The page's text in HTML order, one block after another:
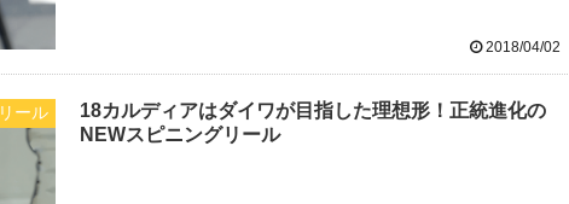
2018/04/02
リール
18カルディアはダイワが目指した理想形！正統進化の
NEWスピニングリール